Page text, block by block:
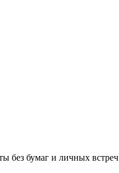
без бумаг и личных встреч